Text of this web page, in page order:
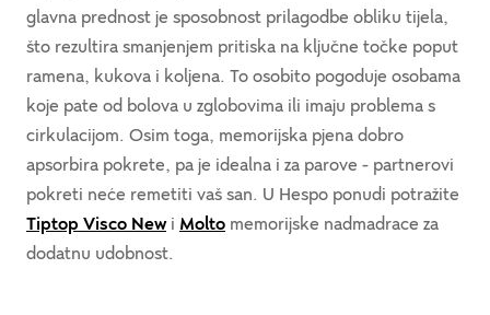
glavna prednost je sposobnost prilagodbe obliku tijela,
što rezultira smanjenjem pritiska na ključne točke poput
ramena, kukova i koljena. To osobito pogoduje osobama
koje pate od bolova u zglobovima ili imaju problema s
cirkulacijom. Osim toga, memorijska pjena dobro
apsorbira pokrete, pa je idealna i za parove - partnerovi
pokreti neće remetiti vaš san. U Hespo ponudi potražite
Tiptop Visco Newi Molto memorijske nadmadrace za
dodatnu udobnost.